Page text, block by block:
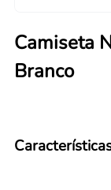
Camiseta
Branco